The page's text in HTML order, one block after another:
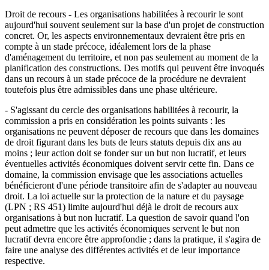
Droit de recours - Les organisations habilitées à recourir le sont
aujourd'hui souvent seulement sur la base d'un projet de construction
concret. Or, les aspects environnementaux devraient être pris en
compte à un stade précoce, idéalement lors de la phase
d'aménagement du territoire, et non pas seulement au moment de la
planification des constructions. Des motifs qui peuvent être invoqués
dans un recours à un stade précoce de la procédure ne devraient
toutefois plus être admissibles dans une phase ultérieure.
- S'agissant du cercle des organisations habilitées à recourir, la
commission a pris en considération les points suivants : les
organisations ne peuvent déposer de recours que dans les domaines
de droit figurant dans les buts de leurs statuts depuis dix ans au
moins ; leur action doit se fonder sur un but non lucratif, et leurs
éventuelles activités économiques doivent servir cette fin. Dans ce
domaine, la commission envisage que les associations actuelles
bénéficieront d'une période transitoire afin de s'adapter au nouveau
droit. La loi actuelle sur la protection de la nature et du paysage
(LPN ; RS 451) limite aujourd'hui déjà le droit de recours aux
organisations à but non lucratif. La question de savoir quand l'on
peut admettre que les activités économiques servent le but non
lucratif devra encore être approfondie ; dans la pratique, il s'agira de
faire une analyse des différentes activités et de leur importance
respective.